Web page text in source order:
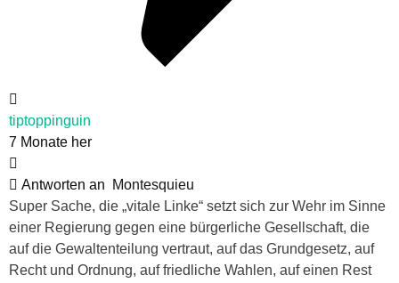
tiptoppinguin
7 Monate her
Antworten an
Montesquieu
Super Sache, die „vitale Linke“ setzt sich zur Wehr im Sinne
einer Regierung gegen eine bürgerliche Gesellschaft, die
auf die Gewaltenteilung vertraut, auf das Grundgesetz, auf
Recht und Ordnung, auf friedliche Wahlen, auf einen Rest